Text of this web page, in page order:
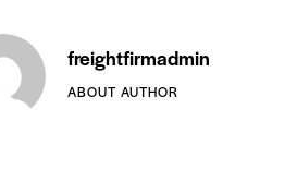
freightfirmadmin
ABOUT AUTHOR